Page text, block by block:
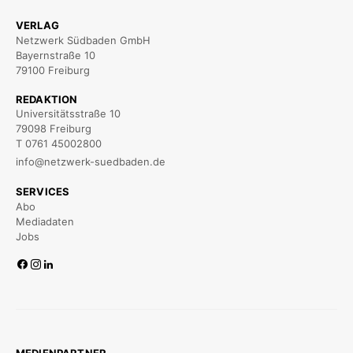
VERLAG
Netzwerk Südbaden GmbH
Bayernstraße 10
79100 Freiburg
REDAKTION
Universitätsstraße 10
79098 Freiburg
T 0761 45002800
info@netzwerk-suedbaden.de
SERVICES
Abo
Mediadaten
Jobs